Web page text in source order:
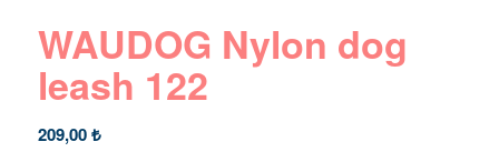
WAUDOG Nylon dog
leash 122
209,00₺